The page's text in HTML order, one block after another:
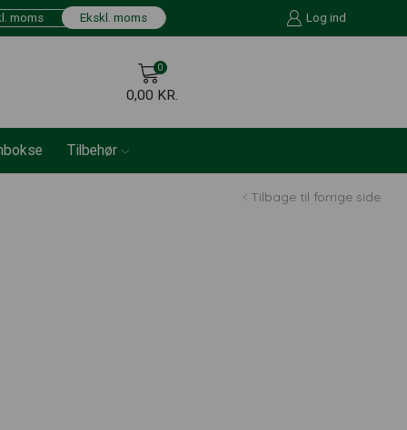
moms Ekskl. moms Log ind
0
0,00 KR.
Tilbehør
Tilbage til forrige side